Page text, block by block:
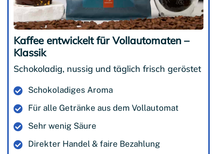
Kaffee entwickelt für Vollautomaten –
Klassik
Schokoladig, nussig und täglich frisch geröstet
Schokoladiges Aroma
Für alle Getränke aus dem Vollautomat
Sehr wenig Säure
Direkter Handel & faire Bezahlung